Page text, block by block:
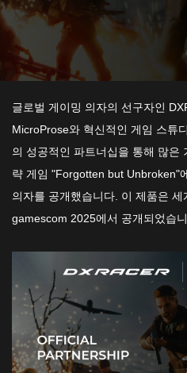
글로벌 게이밍 의자의 선구자인
MicroProse와 혁신적인 게임 스튜
의 성공적인 파트너십을 통해 많은
략 게임 "Forgotten but Unbroken"
의자를 공개했습니다. 이 제품은
gamescom 2025에서 공개되었습니